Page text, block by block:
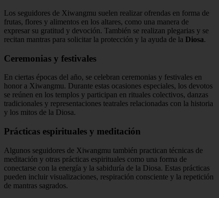
Los seguidores de Xiwangmu suelen realizar ofrendas en forma de
frutas, flores y alimentos en los altares, como una manera de
expresar su gratitud y devoción. También se realizan plegarias y se
recitan mantras para solicitar la protección y la ayuda de la Diosa.
Ceremonias y festivales
En ciertas épocas del año, se celebran ceremonias y festivales en
honor a Xiwangmu. Durante estas ocasiones especiales, los devotos
se reúnen en los templos y participan en rituales colectivos, danzas
tradicionales y representaciones teatrales relacionadas con la historia
y los mitos de la Diosa.
Prácticas espirituales y meditación
Algunos seguidores de Xiwangmu también practican técnicas de
meditación y otras prácticas espirituales como una forma de
conectarse con la energía y la sabiduría de la Diosa. Estas prácticas
pueden incluir visualizaciones, respiración consciente y la repetición
de mantras sagrados.